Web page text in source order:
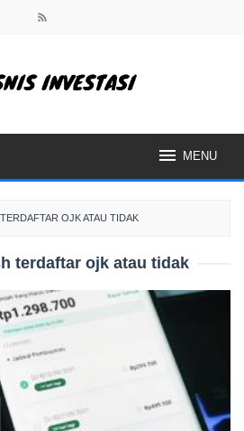
MENU
OJK ATAU TIDAK
terdaftar ojk atau tidak